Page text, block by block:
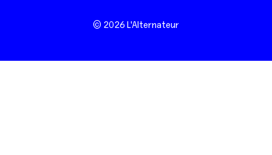
© 2026 L'Alternateur